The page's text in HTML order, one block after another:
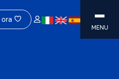
ora
MENU